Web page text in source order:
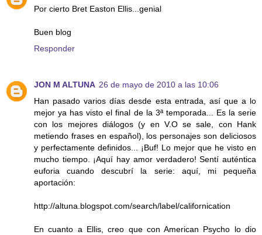
Por cierto Bret Easton Ellis...genial
Buen blog
Responder
JON M ALTUNA 26 de mayo de 2010 a las 10:06
Han pasado varios días desde esta entrada, así que a lo
mejor ya has visto el final de la 3ª temporada... Es la serie
con los mejores diálogos (y en V.O se sale, con Hank
metiendo frases en español), los personajes son deliciosos
y perfectamente definidos... ¡Buf! Lo mejor que he visto en
mucho tiempo. ¡Aquí hay amor verdadero! Sentí auténtica
euforia cuando descubrí la serie: aquí, mi pequeña
aportación:
http://altuna.blogspot.com/search/label/californication
En cuanto a Ellis, creo que con American Psycho lo dio